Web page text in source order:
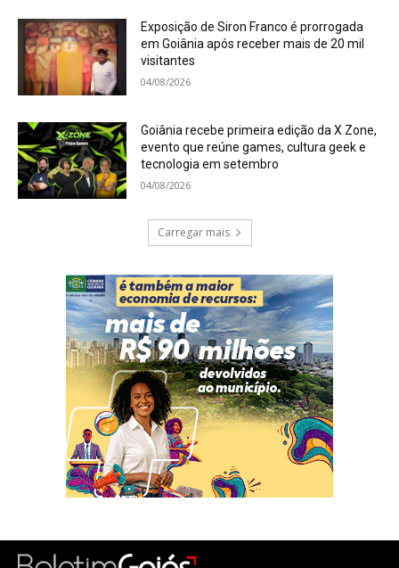
Exposição de Siron Franco é prorrogada
em Goiânia após receber mais de 20 mil
visitantes
04/08/2026
Goiânia recebe primeira edição da X Zone,
evento que reúne games, cultura geek e
tecnologia em setembro
04/08/2026
Carregar mais